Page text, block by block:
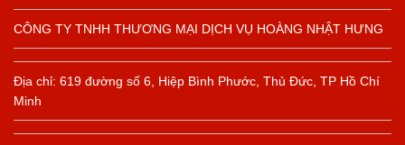
CÔNG TY TNHH THƯƠNG MẠI DỊCH VỤ HOÀNG NHẬT HƯNG
Địa chỉ: 619 đường số 6, Hiệp Bình Phước, Thủ Đức, TP Hồ Chí
Minh